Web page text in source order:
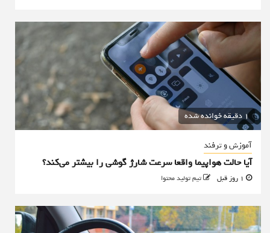
1 دقیقه خوانده شده
آموزش و ترفند
آیا حالت هواپیما واقعا سرعت شارژ گوشی را بیشتر می‌کند؟
تیم تولید محتوا